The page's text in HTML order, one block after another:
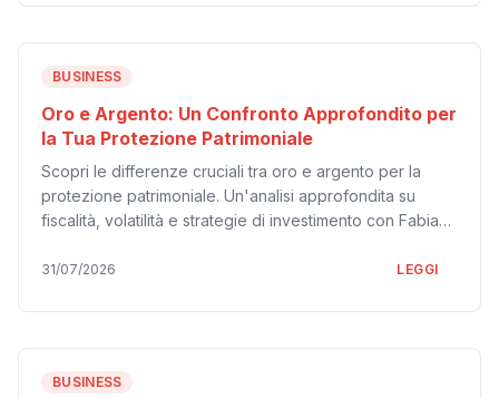
BUSINESS
Oro e Argento: Un Confronto Approfondito per
la Tua Protezione Patrimoniale
Scopri le differenze cruciali tra oro e argento per la
protezione patrimoniale. Un'analisi approfondita su
fiscalità, volatilità e strategie di investimento con Fabiano
31/07/2026 LEGGI
BUSINESS